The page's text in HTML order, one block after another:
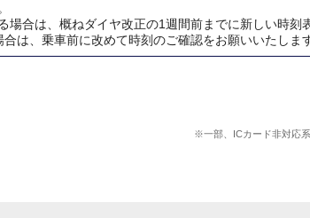
場合は、概ねダイヤ改正の1週間前までに新しい時刻
は、乗車前に改めて時刻のご確認をお願いいたしま
※一部、ICカード非対応